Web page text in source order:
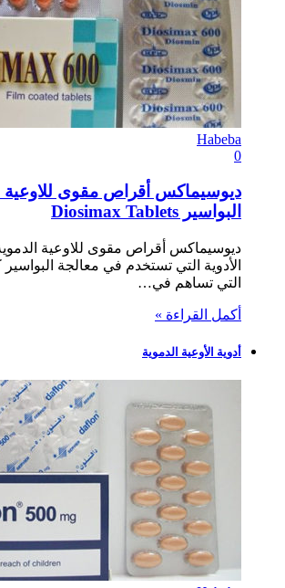
Habeba
0
ديوسيماكس أقراص مقوى للاوعية
البواسير Diosimax Tablets
ديوسيماكس أقراص مقوى للاوعية
الأدوية التي تستخدم في معالجة البواسير
التي تساهم في…
أكمل القراءة »
أدوية الأوعية الدموية